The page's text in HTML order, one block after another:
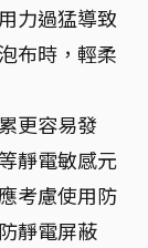
力過猛導致
布時，輕柔
更容易發
靜電敏感元
考慮使用防
靜電屏蔽